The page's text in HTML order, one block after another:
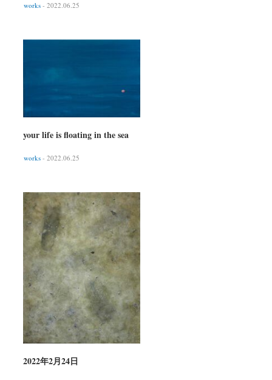
works - 2022.06.25
your life is floating in the sea
works - 2022.06.25
2022年2月24日